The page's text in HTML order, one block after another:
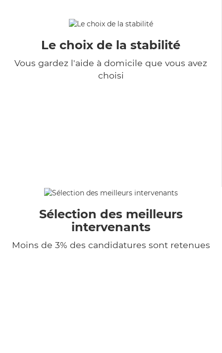
Le choix de la stabilité
Vous gardez l'aide à domicile que vous avez
choisi
Sélection des meilleurs
intervenants
Moins de 3% des candidatures sont retenues